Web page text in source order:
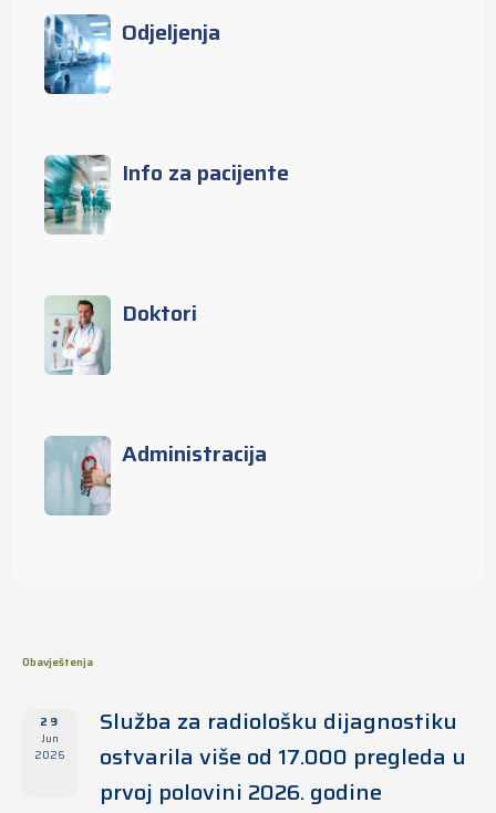
Odjeljenja
Info za pacijente
Doktori
Administracija
Obavještenja
29
Jun
2026
Služba za radiološku dijagnostiku
ostvarila više od 17.000 pregleda u
prvoj polovini 2026. godine